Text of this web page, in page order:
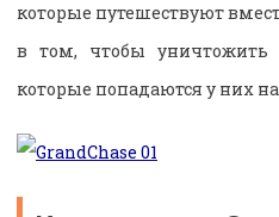
которые путешествуют
в том, чтобы уничтожить
которые попадаются у них